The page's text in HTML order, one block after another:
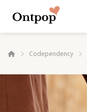
Codependency